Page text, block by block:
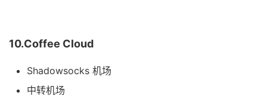
10.Coffee Cloud
Shadowsocks 机场
中转机场